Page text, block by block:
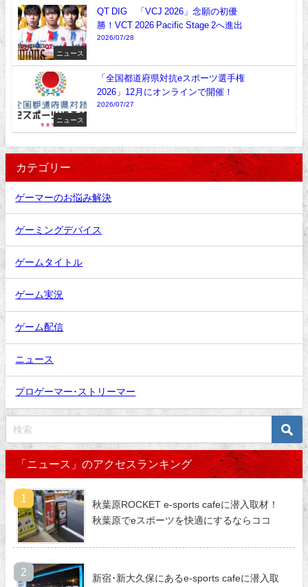
ニュース
QT DIG∞「VCJ 2026」念願の初優
勝！VCT 2026 Pacific Stage 2へ進出
2026/07/28
ニュース
「全国都道府県対抗eスポーツ選手権
2026」12月にオンラインで開催！
2026/07/27
カテゴリー
ゲーマーのお悩み解決
ゲーミングデバイス
ゲームタイトル
ゲーム実況
ゲーム配信
ニュース
プロゲーマー･ストリーマー
「ニュース」のアクセスランキング
秋葉原ROCKET e-sports cafeに潜入取材！
秋葉原でeスポーツを快適にするならココ
新宿･新大久保にあるe-sports cafeに潜入取